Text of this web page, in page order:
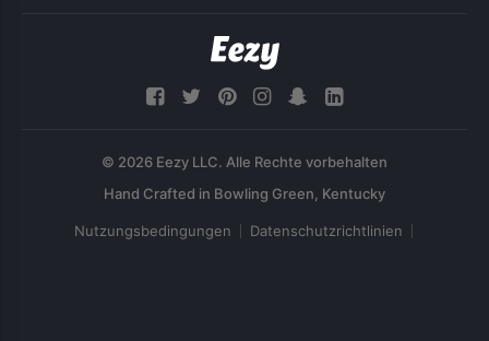
© 2026 Eezy LLC. Alle Rechte vorbehalten
Nutzungsbedingungen Datenschutzrichtlinien